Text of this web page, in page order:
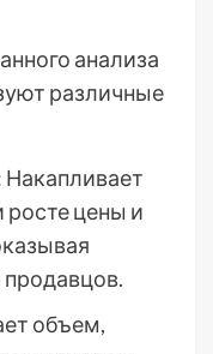
анализа
различные
Накапливает
росте цены и
продавцов.
объем,